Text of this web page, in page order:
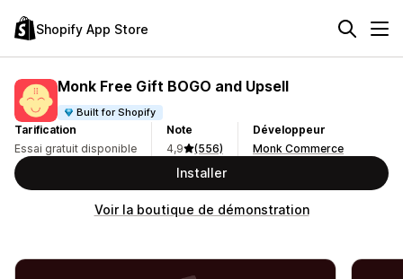
Shopify App Store
Monk Free Gift BOGO and Upsell
Built for Shopify
Tarification
Essai gratuit disponible
Note
4,9
(556)
Développeur
Monk Commerce
Installer
Voir la boutique de démonstration